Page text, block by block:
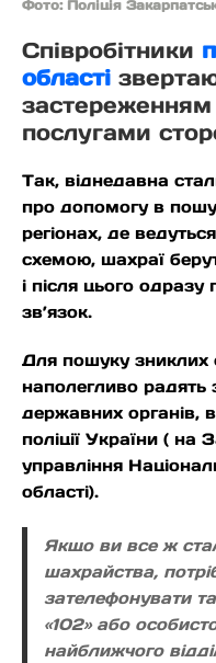
Фото: Поліція
Співробітники
області
послугами
Так, віднедавна
про допомогу в
регіонах, де
схемою, шахраї
і після цього
зв’язок.
Для пошуку зниклих
наполегливо радять
державних органів,
поліції України ( на
управління
області).
Якщо ви все ж
шахрайства,
зателефонувати
«102» або
найближчого